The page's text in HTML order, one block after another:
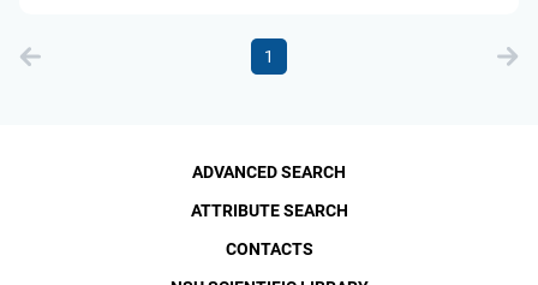
1
ADVANCED SEARCH
ATTRIBUTE SEARCH
CONTACTS